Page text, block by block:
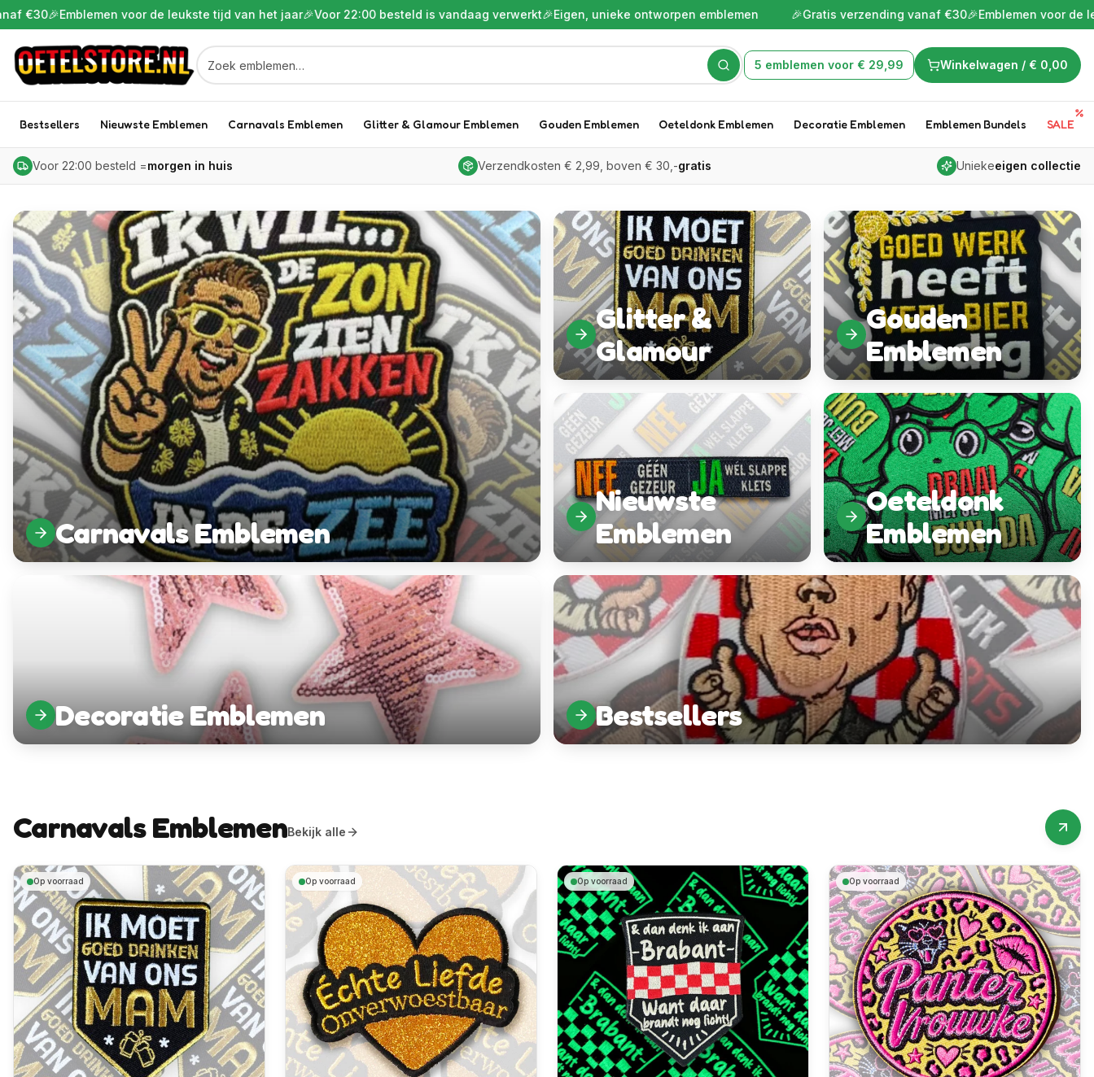
voor de leukste tijd van het jaar🎉Voor 22:00 besteld is vandaag verwerkt🎉Eigen, unieke ontworpen emblemen 🎉Gratis verzending vanaf €30🎉Emblemen voor de leukste tijd van
5 emblemen voor € 29,99 Winkelwagen / € 0,00
Bestsellers Nieuwste Emblemen Carnavals Emblemen Glitter & Glamour Emblemen Gouden Emblemen Oeteldonk Emblemen Decoratie Emblemen Emblemen Bundels SALE
Voor 22:00 besteld =morgen in huis Verzendkosten € 2,99, boven € 30,-gratis Uniekeeigen collectie
Carnavals Emblemen
Glitter &
Glamour
Gouden
Emblemen
Nieuwste
Emblemen
Oeteldonk
Emblemen
Decoratie Emblemen Bestsellers
Carnavals EmblemenBekijk alle
Op voorraad Op voorraad Op voorraad Op voorraad